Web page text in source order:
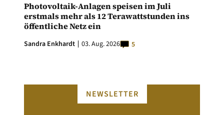
Photovoltaik-Anlagen speisen im Juli
erstmals mehr als 12 Terawattstunden ins
öffentliche Netz ein
Sandra Enkhardt 03. Aug. 2026 5
NEWSLETTER